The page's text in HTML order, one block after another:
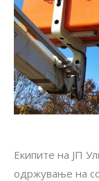
Екипите на ЈП
одржување на